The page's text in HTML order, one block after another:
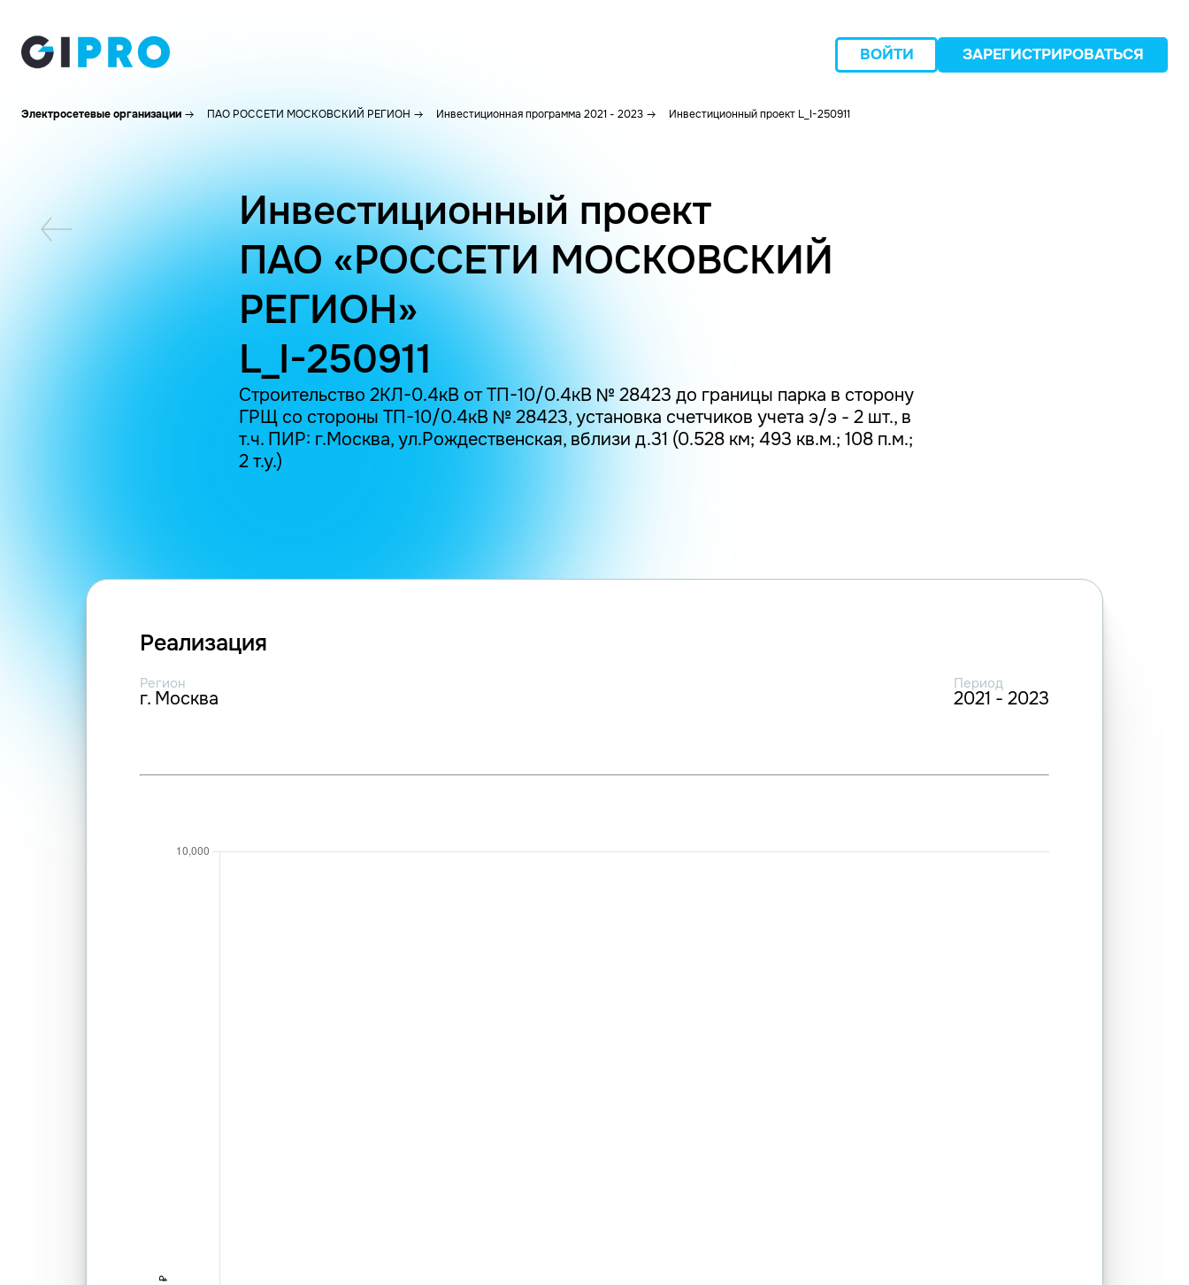
ВОЙТИ ЗАРЕГИСТРИРОВАТЬСЯ
Электросетевые организации ПАО РОССЕТИ МОСКОВСКИЙ РЕГИОН Инвестиционная программа 2021 - 2023 Инвестиционный проект L_I-250911
Инвестиционный проект
ПАО «РОССЕТИ МОСКОВСКИЙ
РЕГИОН»
L_I-250911
Строительство 2КЛ-0.4кВ от ТП-10/0.4кВ № 28423 до границы парка в сторону
ГРЩ со стороны ТП-10/0.4кВ № 28423, установка счетчиков учета э/э - 2 шт., в
т.ч. ПИР: г.Москва, ул.Рождественская, вблизи д.31 (0.528 км; 493 кв.м.; 108 п.м.;
2 т.у.)
Реализация
Регион
г. Москва
Период
2021 - 2023